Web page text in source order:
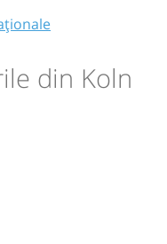
din Koln